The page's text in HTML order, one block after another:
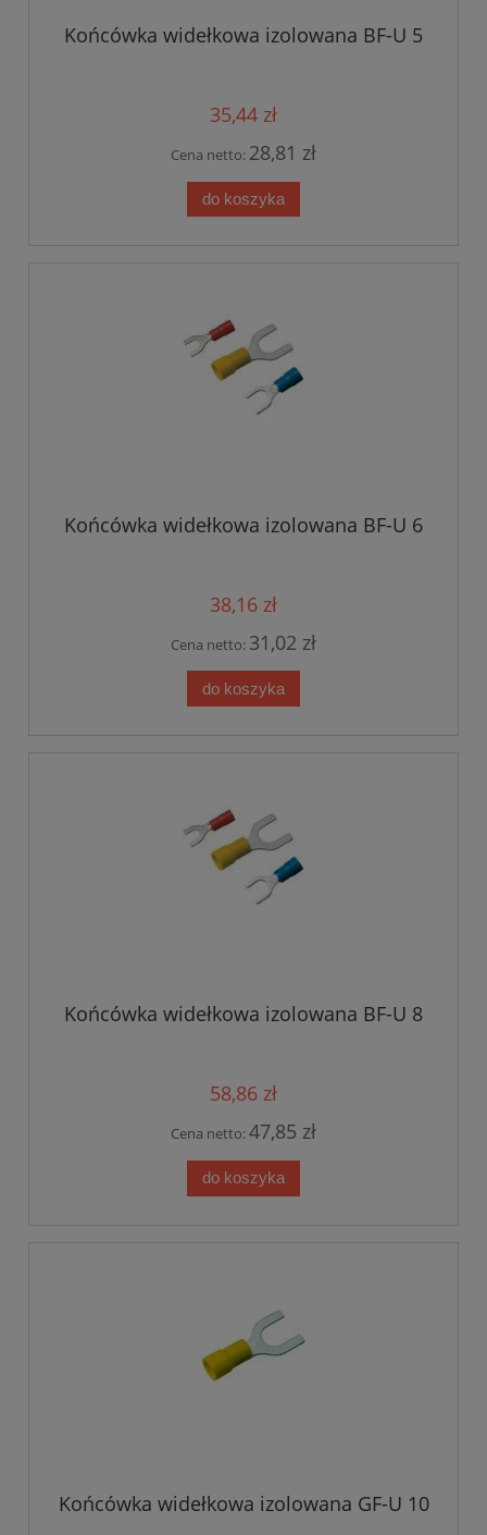
Końcówka widełkowa izolowana BF-U 5
35,44 zł
Cena netto: 28,81 zł
do koszyka
Końcówka widełkowa izolowana BF-U 6
38,16 zł
Cena netto: 31,02 zł
do koszyka
Końcówka widełkowa izolowana BF-U 8
58,86 zł
Cena netto:47,85 zł
do koszyka
Końcówka widełkowa izolowana GF-U 10